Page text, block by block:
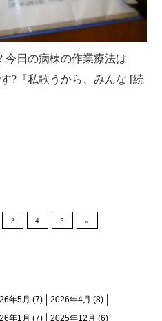
今日の病棟の作業療法は
?『私歌うから、みんな [続
3 4 5 »
年5月 (7) 2026年4月 (8)
年1月 (7) 2025年12月 (6)